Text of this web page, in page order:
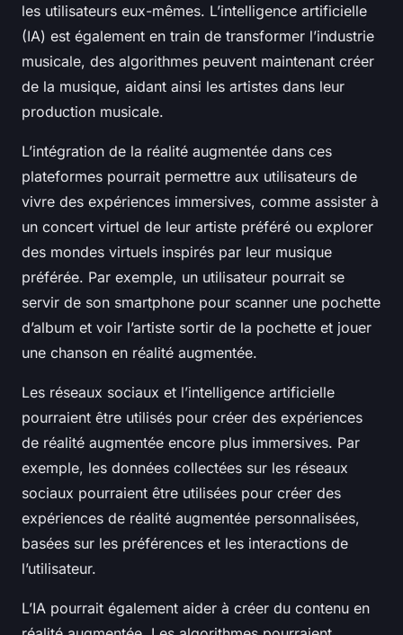
les utilisateurs eux-mêmes. L’intelligence artificielle
(IA) est également en train de transformer l’industrie
musicale, des algorithmes peuvent maintenant créer
de la musique, aidant ainsi les artistes dans leur
production musicale.
L’intégration de la réalité augmentée dans ces
plateformes pourrait permettre aux utilisateurs de
vivre des expériences immersives, comme assister à
un concert virtuel de leur artiste préféré ou explorer
des mondes virtuels inspirés par leur musique
préférée. Par exemple, un utilisateur pourrait se
servir de son smartphone pour scanner une pochette
d’album et voir l’artiste sortir de la pochette et jouer
une chanson en réalité augmentée.
Les réseaux sociaux et l’intelligence artificielle
pourraient être utilisés pour créer des expériences
de réalité augmentée encore plus immersives. Par
exemple, les données collectées sur les réseaux
sociaux pourraient être utilisées pour créer des
expériences de réalité augmentée personnalisées,
basées sur les préférences et les interactions de
l’utilisateur.
L’IA pourrait également aider à créer du contenu en